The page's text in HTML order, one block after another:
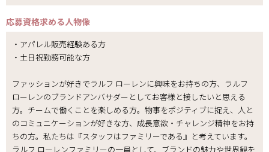
応募資格求める人物像
・アパレル販売経験ある方
・土日祝勤務可能な方
ファッションが好きでラルフ ローレンに興味をお持ちの方、ラルフ
ローレンのブランドアンバサダーとしてお客様と接したいと思える
方。チームで働くことを楽しめる方。物事をポジティブに捉え、人と
のコミュニケーションが好きな方、成長意欲・チャレンジ精神をお持
ちの方。私たちは『スタッフはファミリーである』と考えています。
ラルフ ローレンファミリーの一員として、ブランドの魅力や世界観を